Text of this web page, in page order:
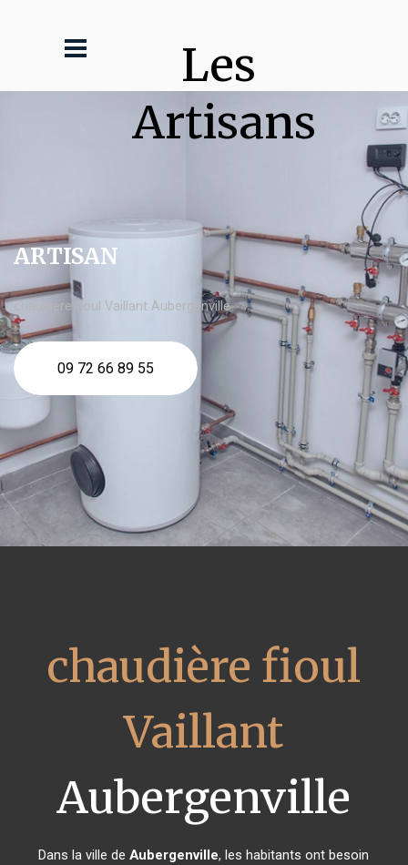
Les
Artisans
ARTISAN
chaudière fioul Vaillant Aubergenville
09 72 66 89 55
chaudière fioul
Vaillant
Aubergenville
Dans la ville deAubergenville, les habitants ont besoin